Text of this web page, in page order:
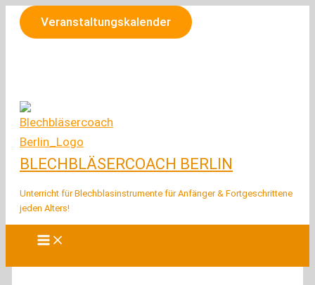
Zum
Inhalt
Veranstaltungskalender
BLECHBLÄSERCOACH BERLIN
Unterricht für Blechblasinstrumente für Anfänger & Fortgeschrittene
jeden Alters!